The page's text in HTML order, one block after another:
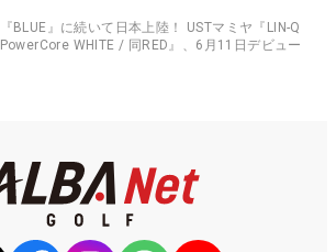
『BLUE』に続いて日本上陸！ USTマミヤ『LIN-Q
PowerCore WHITE / 同RED』、6月11日デビュー